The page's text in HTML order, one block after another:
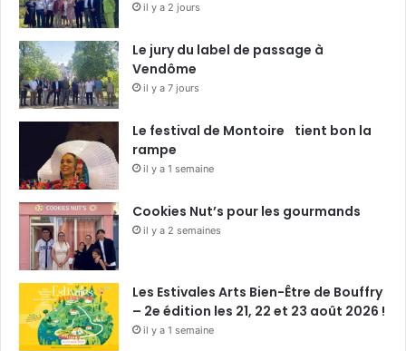
il y a 2 jours
Le jury du label de passage à
Vendôme
il y a 7 jours
Le festival de Montoire tient bon la
rampe
il y a 1 semaine
Cookies Nut’s pour les gourmands
il y a 2 semaines
Les Estivales Arts Bien-Être de Bouffry
– 2e édition les 21, 22 et 23 août 2026 !
il y a 1 semaine